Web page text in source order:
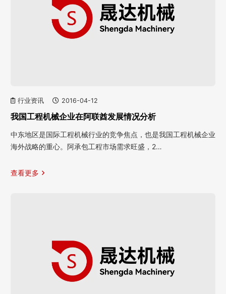
行业资讯 2016-04-12
我国工程机械企业在阿联酋发展情况分析
中东地区是国际工程机械行业的竞争焦点，也是我国工程机械企业
海外战略的重心。阿承包工程市场需求旺盛，2…
查看更多